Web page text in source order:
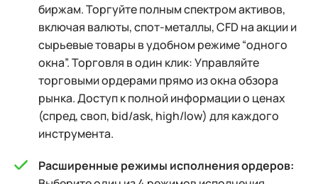
биржам. Торгуйте полным спектром активов,
включая валюты, спот-металлы, CFD на акции и
сырьевые товары в удобном режиме “одного
окна”. Торговля в один клик: Управляйте
торговыми ордерами прямо из окна обзора
рынка. Доступ к полной информации о ценах
(спред, своп, bid/ask, high/low) для каждого
инструмента.
Расширенные режимы исполнения ордеров: